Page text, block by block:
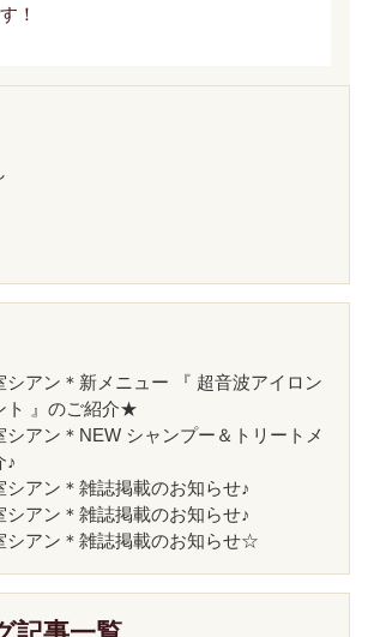
！
シアン＊新メニュー 『 超音波アイロン
ト 』のご紹介★
シアン＊NEW シャンプー＆トリートメ
♪
シアン＊雑誌掲載のお知らせ♪
シアン＊雑誌掲載のお知らせ♪
シアン＊雑誌掲載のお知らせ☆